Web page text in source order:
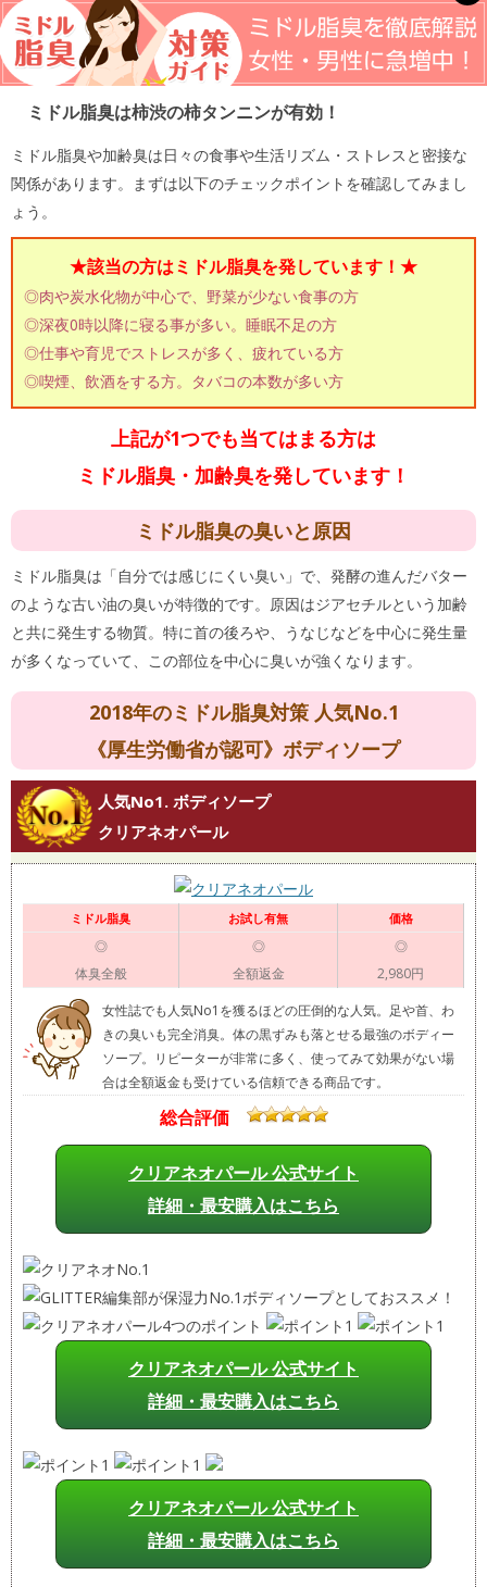
ミドル脂臭は柿渋の柿タンニンが有効！
ミドル脂臭や加齢臭は日々の食事や生活リズム・ストレスと密接な
関係があります。まずは以下のチェックポイントを確認してみまし
ょう。
★該当の方はミドル脂臭を発しています！★
◎肉や炭水化物が中心で、野菜が少ない食事の方
◎深夜0時以降に寝る事が多い。睡眠不足の方
◎仕事や育児でストレスが多く、疲れている方
◎喫煙、飲酒をする方。タバコの本数が多い方
上記が1つでも当てはまる方は
ミドル脂臭・加齢臭を発しています！
ミドル脂臭の臭いと原因
ミドル脂臭は「自分では感じにくい臭い」で、発酵の進んだバター
のような古い油の臭いが特徴的です。原因はジアセチルという加齢
と共に発生する物質。特に首の後ろや、うなじなどを中心に発生量
が多くなっていて、この部位を中心に臭いが強くなります。
2018年のミドル脂臭対策 人気No.1
《厚生労働省が認可》ボディソープ
人気No1. ボディソープ
クリアネオパール
ミドル脂臭 お試し有無 価格
◎
体臭全般
◎
全額返金
◎
2,980円
女性誌でも人気No1を獲るほどの圧倒的な人気。足や首、わ
きの臭いも完全消臭。体の黒ずみも落とせる最強のボディー
ソープ。リピーターが非常に多く、使ってみて効果がない場
合は全額返金も受けている信頼できる商品です。
総合評価
クリアネオパール 公式サイト
詳細・最安購入はこちら
クリアネオパール 公式サイト
詳細・最安購入はこちら
クリアネオパール 公式サイト
詳細・最安購入はこちら